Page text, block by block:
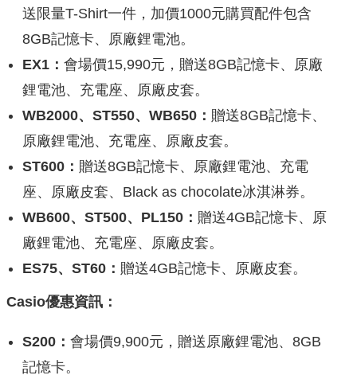
送限量T-Shirt一件，加價1000元購買配件包含
8GB記憶卡、原廠鋰電池。
EX1： 會場價15,990元，贈送8GB記憶卡、原廠
鋰電池、充電座、原廠皮套。
WB2000、ST550、WB650： 贈送8GB記憶卡、
原廠鋰電池、充電座、原廠皮套。
ST600： 贈送8GB記憶卡、原廠鋰電池、充電
座、原廠皮套、Black as chocolate冰淇淋券。
WB600、ST500、PL150： 贈送4GB記憶卡、原
廠鋰電池、充電座、原廠皮套。
ES75、ST60： 贈送4GB記憶卡、原廠皮套。
Casio優惠資訊：
S200： 會場價9,900元，贈送原廠鋰電池、8GB
記憶卡。